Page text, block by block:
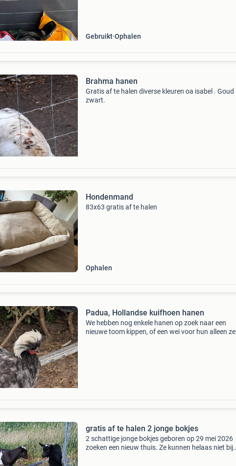
Gebruikt Ophalen
Brahma hanen
Gratis af te halen diverse kleuren oa isabel . Goud
zwart.
Hondenmand
83x63 gratis af te halen
Ophalen
Padua, Hollandse kuifhoen hanen
We hebben nog enkele hanen op zoek naar een
nieuwe toom kippen, of een wei voor hun alleen ze
gratis af te halen 2 jonge bokjes
2 schattige jonge bokjes geboren op 29 mei 2026
zoeken een nieuw thuis. Ze kunnen helaas niet bij